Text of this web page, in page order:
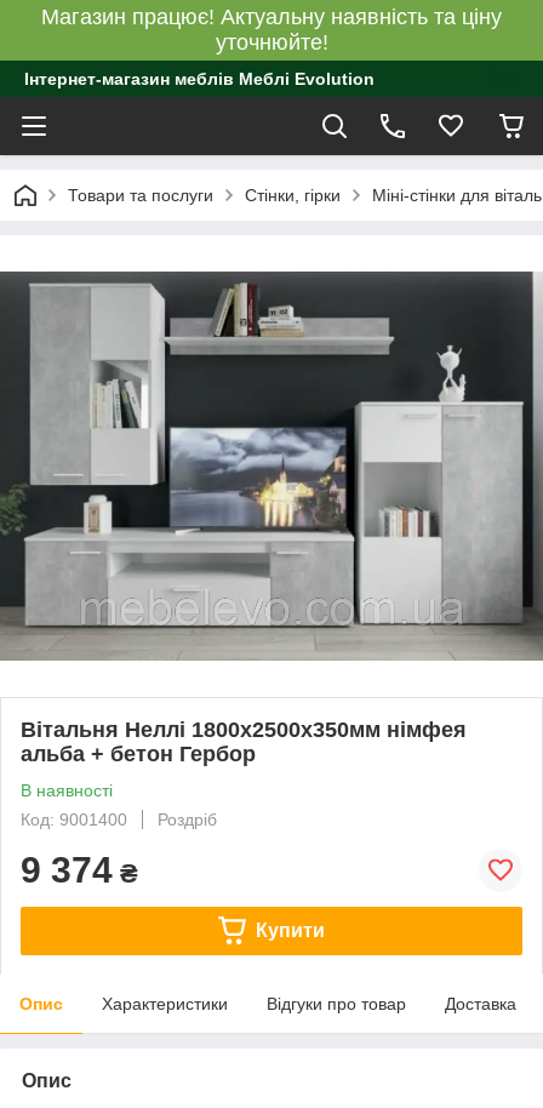
Магазин працює! Актуальну наявність та ціну
уточнюйте!
Інтернет-магазин меблів Меблі Evolution
Товари та послуги Стінки, гірки Міні-стінки для
Вітальня Неллі 1800х2500х350мм німфея
альба + бетон Гербор
В наявності
Код: 9001400
Роздріб
9 374 ₴
Купити
Опис Характеристики Відгуки про товар Доставка
Опис